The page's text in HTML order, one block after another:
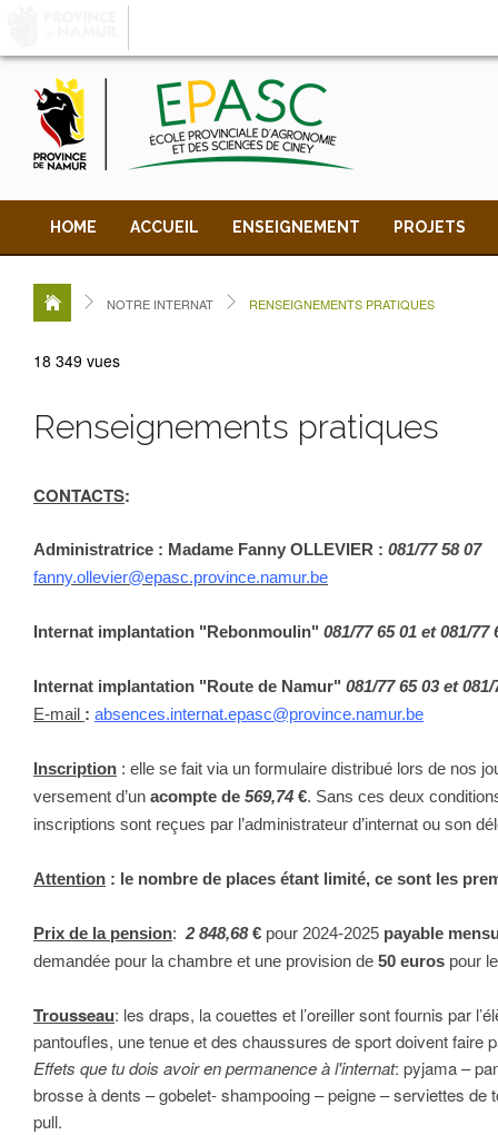
HOME ACCUEIL ENSEIGNEMENT PROJETS
NOTRE INTERNAT RENSEIGNEMENTS PRATIQUES
18 349 vues
Renseignements pratiques
CONTACTS:
Administratrice : Madame Fanny OLLEVIER : 081/77 58 07
fanny.ollevier@epasc.province.namur.be
Internat implantation "Rebonmoulin" 081/77 65 01 et 081/77
Internat implantation "Route de Namur" 081/77 65 03 et
E-mail : absences.internat.epasc@province.namur.be
Inscription : elle se fait via un formulaire distribué lors de nos
versement d’un acompte de 569,74 €. Sans ces deux
inscriptions sont reçues par l’administrateur d’internat ou son
Attention : le nombre de places étant limité, ce sont les
Prix de la pension: 2 848,68€ pour 2024-2025 payable
demandée pour la chambre et une provision de 50 euros pour
Trousseau: les draps, la couettes et l’oreiller sont fournis par
pantoufles, une tenue et des chaussures de sport doivent faire
Effets que tu dois avoir en permanence à l'internat: pyjama –
brosse à dents – gobelet- shampooing – peigne – serviettes de
pull.